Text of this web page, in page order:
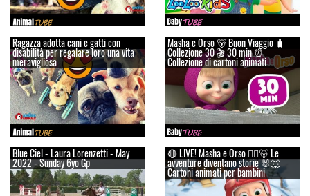
Ragazza adotta cani e gatti con
disabilità per regalare loro una vita
meravigliosa
Masha e Orso 🐻 Buon Viaggio 🧳
Сollezione 30 🎬 30 min ⏰
Collezione di cartoni animati
Blue Ciel - Laura Lorenzetti - May
2022 - Sunday 6yo Gp
🔴 LIVE! Masha e Orso 👱‍♀️🐻 Le
avventure diventano storie 🐰🐺
Cartoni animati per bambini